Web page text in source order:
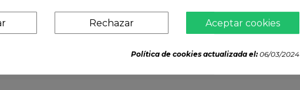
Aceptar cookies
Rechazar
Política de cookies actualizada el:06/03/2024